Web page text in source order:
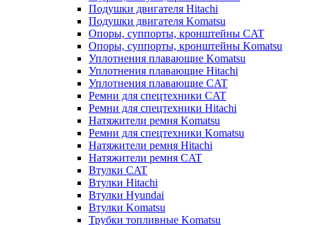
Подушки двигателя Hitachi
Подушки двигателя Komatsu
Опоры, суппорты, кронштейны CAT
Опоры, суппорты, кронштейны Komatsu
Уплотнения плавающие Komatsu
Уплотнения плавающие Hitachi
Уплотнения плавающие CAT
Ремни для спецтехники CAT
Ремни для спецтехники Hitachi
Натяжители ремня Komatsu
Ремни для спецтехники Komatsu
Натяжители ремня Hitachi
Натяжители ремня CAT
Втулки CAT
Втулки Hitachi
Втулки Hyundai
Втулки Komatsu
Трубки топливные Komatsu